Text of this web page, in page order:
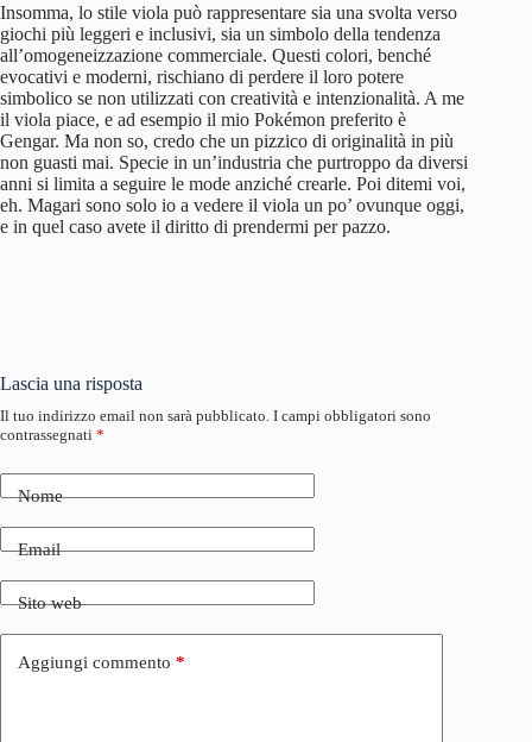
Insomma, lo stile viola può rappresentare sia una svolta verso
giochi più leggeri e inclusivi, sia un simbolo della tendenza
all’omogeneizzazione commerciale. Questi colori, benché
evocativi e moderni, rischiano di perdere il loro potere
simbolico se non utilizzati con creatività e intenzionalità. A me
il viola piace, e ad esempio il mio Pokémon preferito è
Gengar. Ma non so, credo che un pizzico di originalità in più
non guasti mai. Specie in un’industria che purtroppo da diversi
anni si limita a seguire le mode anziché crearle. Poi ditemi voi,
eh. Magari sono solo io a vedere il viola un po’ ovunque oggi,
e in quel caso avete il diritto di prendermi per pazzo.
Lascia una risposta
Il tuo indirizzo email non sarà pubblicato. I campi obbligatori sono
contrassegnati *
Nome
Email
Sito web
Aggiungi commento *